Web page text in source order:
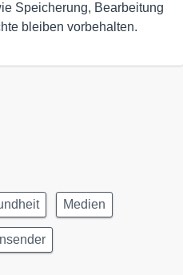
Speicherung, Bearbeitung
bleiben vorbehalten.
Medien